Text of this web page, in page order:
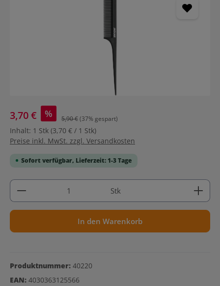
3,70 € % 5,90 €(37% gespart)
Inhalt: 1 Stk (3,70 € / 1 Stk)
Preise inkl. MwSt. zzgl. Versandkosten
Sofort verfügbar, Lieferzeit: 1-3 Tage
Produkt Anzahl: Gib den gewünschten Wert ein
Stk
In den Warenkorb
Produktnummer: 40220
EAN: 4030363125566